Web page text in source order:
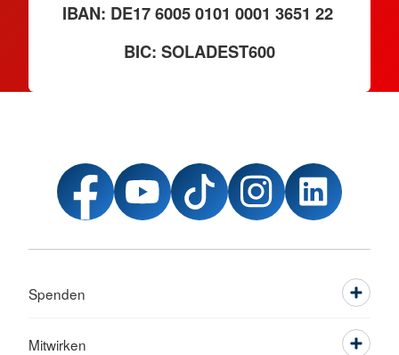
IBAN: DE17 6005 0101 0001 3651 22
BIC: SOLADEST600
Spenden
Mitwirken